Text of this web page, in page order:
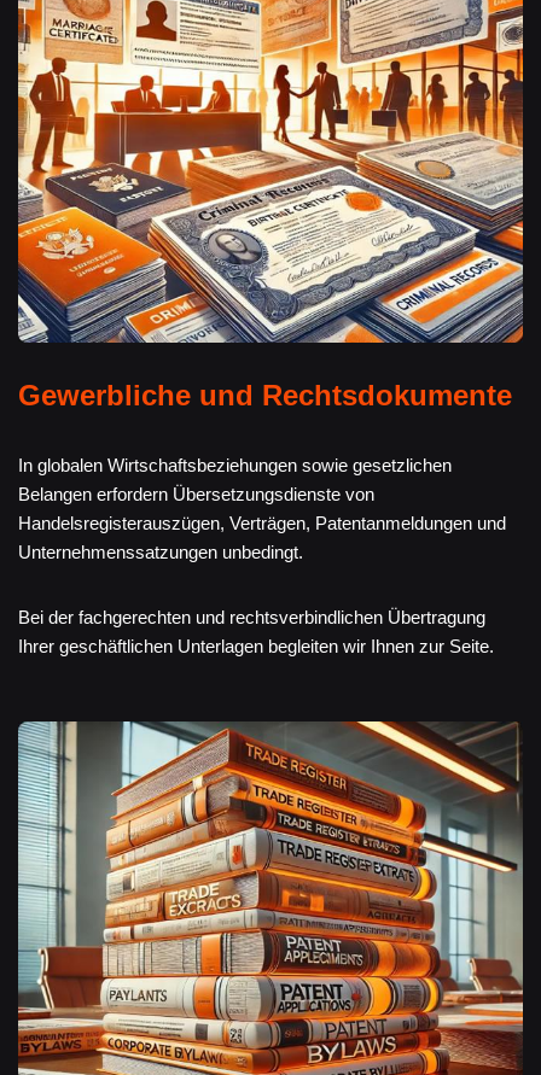
Gewerbliche und Rechtsdokumente
In globalen Wirtschaftsbeziehungen sowie gesetzlichen
Belangen erfordern Übersetzungsdienste von
Handelsregisterauszügen, Verträgen, Patentanmeldungen und
Unternehmenssatzungen unbedingt.
Bei der fachgerechten und rechtsverbindlichen Übertragung
Ihrer geschäftlichen Unterlagen begleiten wir Ihnen zur Seite.